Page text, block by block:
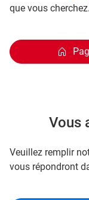
que vous cherchez.
Vous
Veuillez remplir
vous répondront